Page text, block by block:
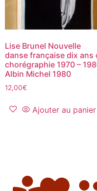
Lise Brunel Nouvelle
danse française dix ans
chorégraphie 1970 –
Albin Michel 1980
12,00€
Ajouter au panier